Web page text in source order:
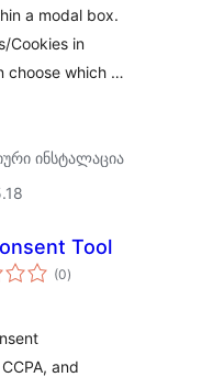
a modal box.
Cookies in
choose which …
ინსტალაცია
Tool
(0საერთო
რეიტინგი
)
and